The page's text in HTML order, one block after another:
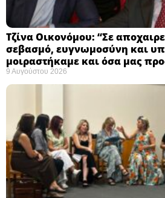
Τζίνα Οικονόμου: “Σε
σεβασμό, ευγνωμοσύνη και
μοιραστήκαμε και όσα μας
9 Αυγούστου 2026